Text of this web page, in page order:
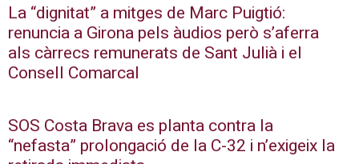
La “dignitat” a mitges de Marc Puigtió:
renuncia a Girona pels àudios però s’aferra
als càrrecs remunerats de Sant Julià i el
Consell Comarcal
SOS Costa Brava es planta contra la
“nefasta” prolongació de la C-32 i n’exigeix la